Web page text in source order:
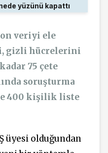
yüzünü kapattı
veriyi ele
gizli hücrelerini
75 çete
soruşturma
400 kişilik liste
üyesi olduğundan